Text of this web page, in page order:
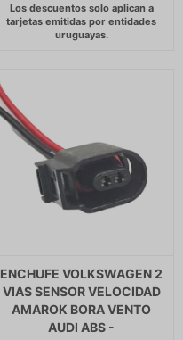
ENCHUFE VOLKSWAGEN 2
VIAS SENSOR VELOCIDAD
AMAROK BORA VENTO
AUDI ABS -